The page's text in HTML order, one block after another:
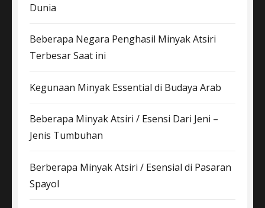
Dunia
Beberapa Negara Penghasil Minyak Atsiri
Terbesar Saat ini
Kegunaan Minyak Essential di Budaya Arab
Beberapa Minyak Atsiri / Esensi Dari Jeni –
Jenis Tumbuhan
Berberapa Minyak Atsiri / Esensial di Pasaran
Spayol